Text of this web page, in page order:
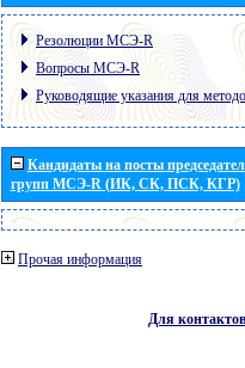
Резолюции МСЭ-R
Вопросы МСЭ-R
Руководящие указания для
Кандидаты на посты
групп МСЭ-R (ИК, СК, ПСК, КГР)
Прочая информация
Для контактов